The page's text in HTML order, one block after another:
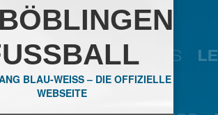
BLAU-WEISS – DIE OFFIZIELLE
WEBSEITE